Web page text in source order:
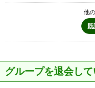
他
既
グループを退会して